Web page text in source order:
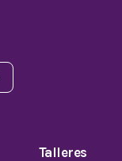
Talleres